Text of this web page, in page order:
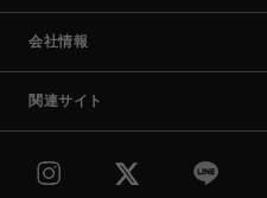
会社情報
関連サイト